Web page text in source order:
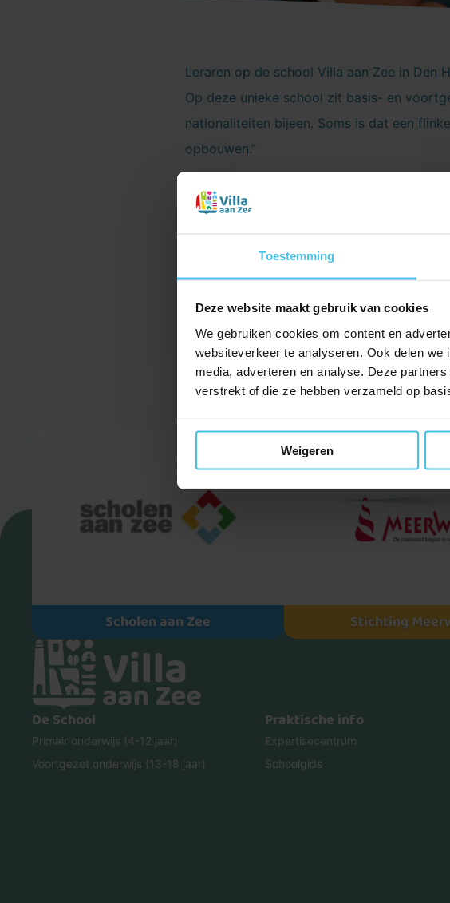
Toestemming
Deze website maakt gebruik van cookies
We gebruiken cookies om content en
websiteverkeer te analyseren. Ook delen
media, adverteren en analyse. Deze
verstrekt of die ze hebben verzameld op
Weigeren
Leraren op de school Villa aan Zee in Den
Op deze unieke school zit basis- en
nationaliteiten bijeen. Soms is dat een
opbouwen.”
voorwerp dat ze moeten koppelen aan
hij nog geen woord Nederlands. Als hij
Lees meer op NH Nieuws
Scholen aan Zee Stichting
De School
Primair onderwijs (4-12 jaar)
Voortgezet onderwijs (13-18 jaar)
Praktische info
Expertisecentrum
Schoolgids